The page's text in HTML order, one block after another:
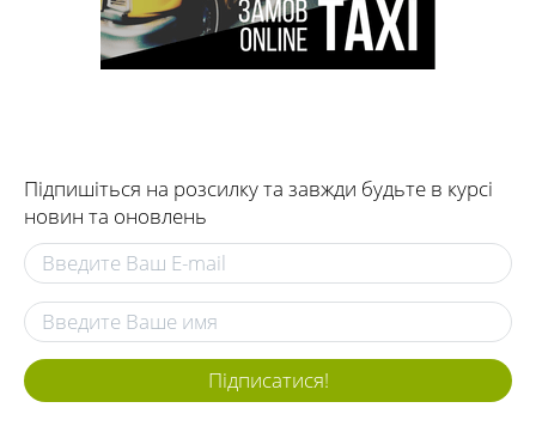
Підпишіться на розсилку та завжди будьте в курсі
новин та оновлень
Підписатися!